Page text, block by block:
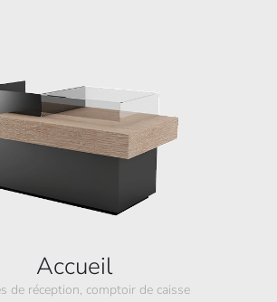
Accueil
de réception, comptoir de caisse